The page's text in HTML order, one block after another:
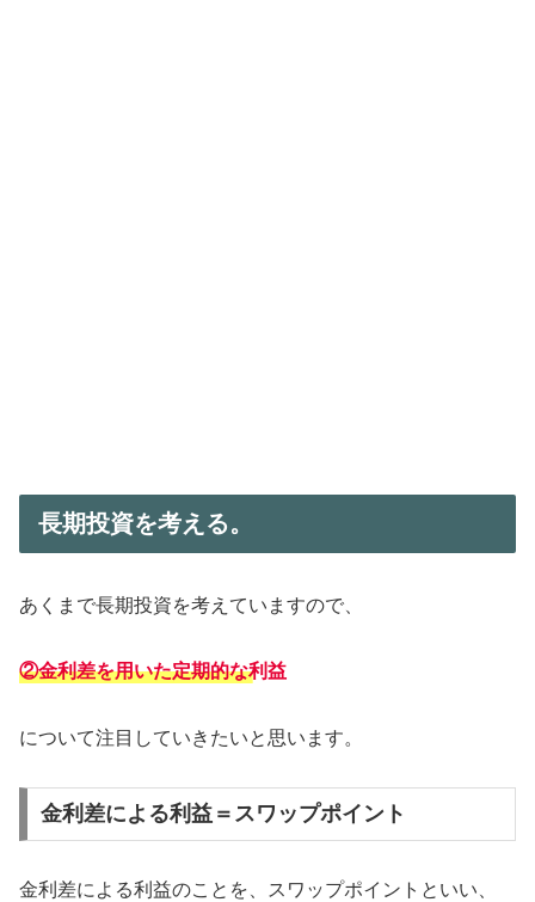
長期投資を考える。
あくまで長期投資を考えていますので、
②金利差を用いた定期的な利益
について注目していきたいと思います。
金利差による利益＝スワップポイント
金利差による利益のことを、スワップポイントといい、